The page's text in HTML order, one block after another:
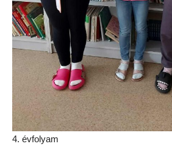
4. évfolyam